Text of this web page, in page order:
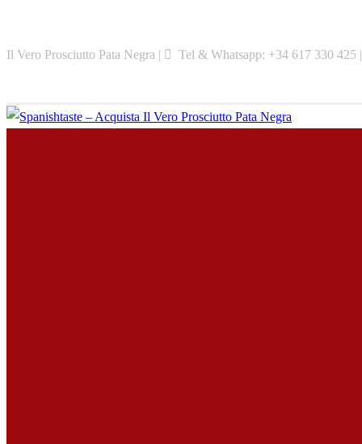
content
Il Vero Prosciutto Pata Negra | Tel & Whatsapp: +34 617 330 425 |